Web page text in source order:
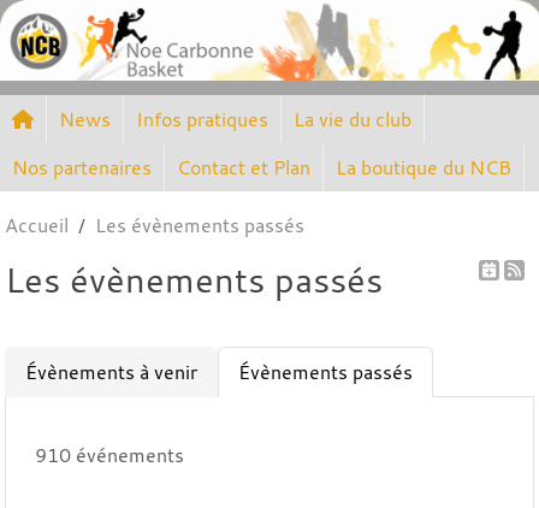
News Infos pratiques
La vie du club
Nos partenaires
Contact et Plan La boutique du NCB
Accueil Les évènements passés
Les évènements passés
Évènements à venir Évènements passés
910 événements
Panneau de gestion des cookies